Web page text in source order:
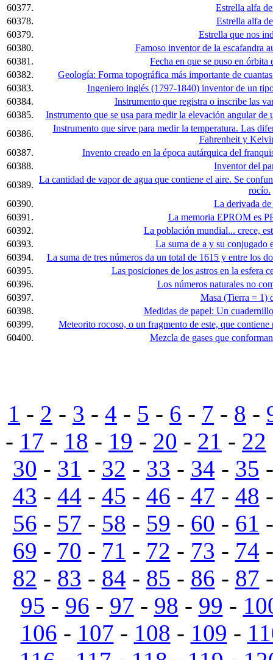
60377.
Estrella alfa
60378.
Estrella alfa
60379.
Estrella que nos
60380.
Famoso inventor de la escafandra
60381.
Fecha en que se puso en
60382.
Geología: Forma topográfica más importante de
60383.
Ingeniero inglés (1797-1840) inventor de un
60384.
Instrumento que registra o inscribe las
60385.
Instrumento que se usa para medir la elevación angular
60386.
Instrumento que sirve para medir la temperatura. Las
Fahrenheit y
60387.
Invento creado en la época autárquica del
60388.
Inventor del
60389.
La cantidad de vapor de agua que contiene el aire. Se
rocío.
60390.
La derivada
60391.
La memoria EPROM es
60392.
La población mundial... crece,
60393.
La suma de a y su conjugado
60394.
La suma de tres números da un total de 1615 y entre los
60395.
Las posiciones de los astros en la esfera
60396.
Los números naturales no
60397.
Masa (Tierra = 1)
60398.
Medidas de papel: Un
60399.
Meteorito rocoso, o un fragmento de este, que
60400.
Mezcla de gases que
1 - 2 - 3 - 4 - 5 - 6 - 7 - 8 -
- 17 - 18 - 19 - 20 - 21 - 22
30 - 31 - 32 - 33 - 34 - 35
43 - 44 - 45 - 46 - 47 - 48
56 - 57 - 58 - 59 - 60 - 61
69 - 70 - 71 - 72 - 73 - 74
82 - 83 - 84 - 85 - 86 - 87
95 - 96 - 97 - 98 - 99 -
106 - 107 - 108 - 109 -